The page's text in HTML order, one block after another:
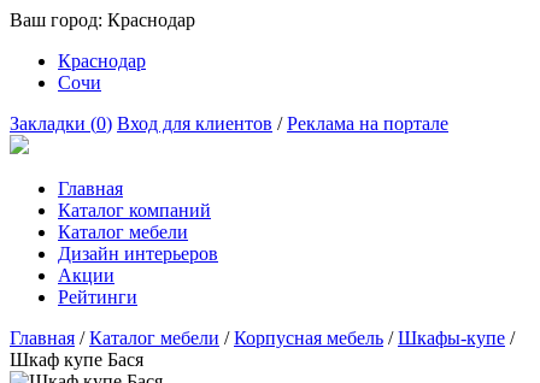
Ваш город: Краснодар
Краснодар
Сочи
Закладки (0) Вход для клиентов /Реклама на портале
Главная
Каталог компаний
Каталог мебели
Дизайн интерьеров
Акции
Рейтинги
Главная /Каталог мебели /Корпусная мебель /Шкафы-купе /
Шкаф купе Бася